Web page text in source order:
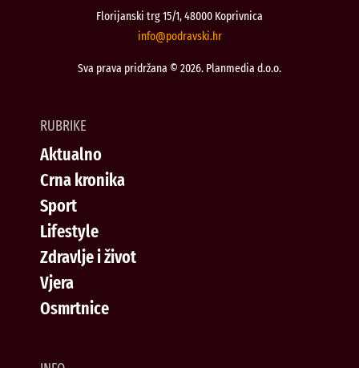
Florijanski trg 15/1, 48000 Koprivnica
rh.iksvardop
@ofni
Sva prava pridržana © 2026. Planmedia d.o.o.
RUBRIKE
Aktualno
Crna kronika
Sport
Lifestyle
Zdravlje i život
Vjera
Osmrtnice